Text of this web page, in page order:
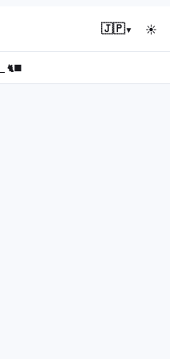
🇯🇵▾ ☀
🐈‍⬛